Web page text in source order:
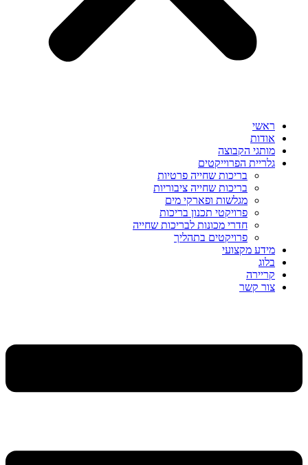
ראשי
אודות
מותגי הקבוצה
גלריית הפרוייקטים
בריכות שחייה פרטיות
בריכות שחייה ציבוריות
מגלשות ופארקי מים
פרויקטי תכנון בריכות
חדרי מכונות לבריכות שחייה
פרויקטים בתהליך
מידע מקצועי
בלוג
קריירה
צור קשר